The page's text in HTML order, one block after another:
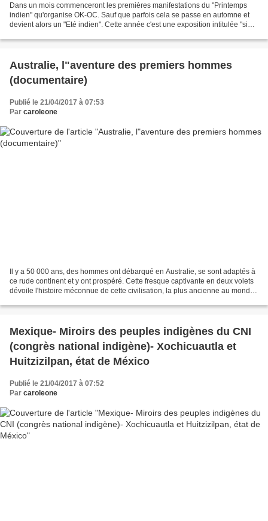
Dans un mois commenceront les premières manifestations du "Printemps
indien" qu'organise OK-OC. Sauf que parfois cela se passe en automne et
devient alors un "Eté indien". Cette année c'est une exposition intitulée "si
Australie, l"aventure des premiers hommes
(documentaire)
Publié le 21/04/2017 à 07:53
Par caroleone
Il y a 50 000 ans, des hommes ont débarqué en Australie, se sont adaptés à
ce rude continent et y ont prospéré. Cette fresque captivante en deux volets
dévoile l'histoire méconnue de cette civilisation, la plus ancienne au monde.
Mexique- Miroirs des peuples indigènes du CNI
(congrès national indigène)- Xochicuautla et
Huitzizilpan, état de México
Publié le 21/04/2017 à 07:52
Par caroleone